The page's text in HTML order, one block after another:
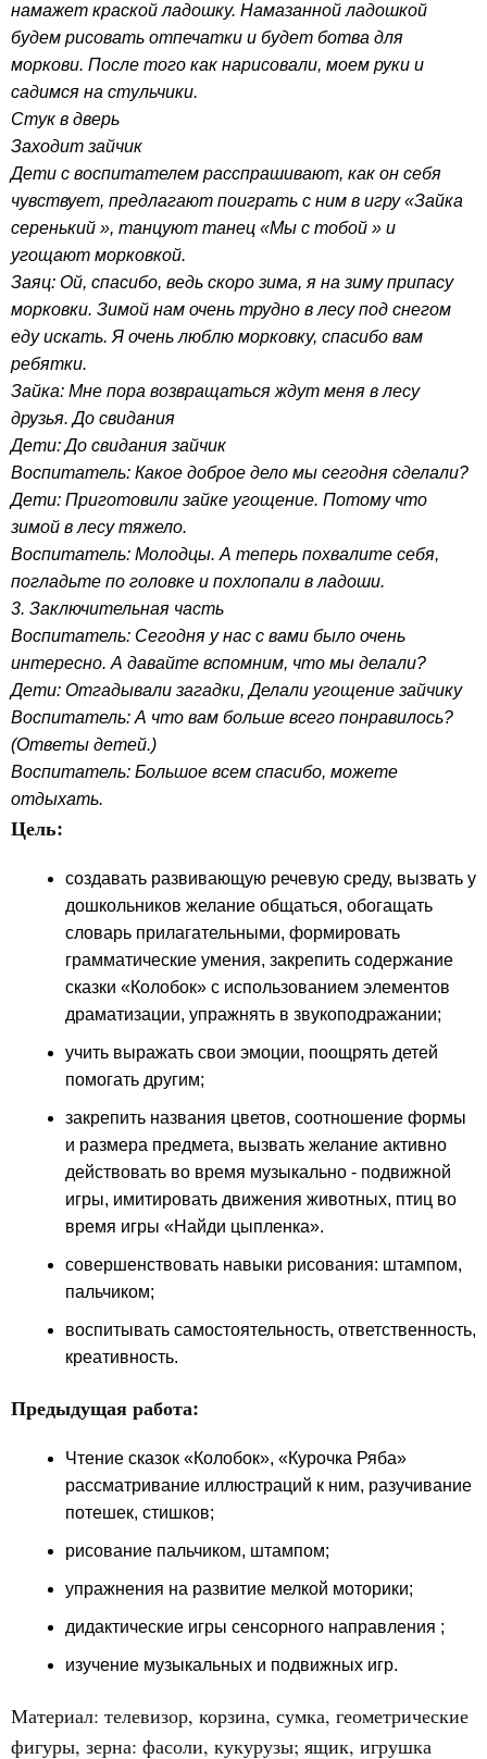
намажет краской ладошку. Намазанной ладошкой
будем рисовать отпечатки и будет ботва для
моркови. После того как нарисовали, моем руки и
садимся на стульчики.
Стук в дверь
Заходит зайчик
Дети с воспитателем расспрашивают, как он себя
чувствует, предлагают поиграть с ним в игру «Зайка
серенький », танцуют танец «Мы с тобой » и
угощают морковкой.
Заяц: Ой, спасибо, ведь скоро зима, я на зиму припасу
морковки. Зимой нам очень трудно в лесу под снегом
еду искать. Я очень люблю морковку, спасибо вам
ребятки.
Зайка: Мне пора возвращаться ждут меня в лесу
друзья. До свидания
Дети: До свидания зайчик
Воспитатель: Какое доброе дело мы сегодня сделали?
Дети: Приготовили зайке угощение. Потому что
зимой в лесу тяжело.
Воспитатель: Молодцы. А теперь похвалите себя,
погладьте по головке и похлопали в ладоши.
3. Заключительная часть
Воспитатель: Сегодня у нас с вами было очень
интересно. А давайте вспомним, что мы делали?
Дети: Отгадывали загадки, Делали угощение зайчику
Воспитатель: А что вам больше всего понравилось?
(Ответы детей.)
Воспитатель: Большое всем спасибо, можете
отдыхать.
Цель:
создавать развивающую речевую среду, вызвать у
дошкольников желание общаться, обогащать
словарь прилагательными, формировать
грамматические умения, закрепить содержание
сказки «Колобок» с использованием элементов
драматизации, упражнять в звукоподражании;
учить выражать свои эмоции, поощрять детей
помогать другим;
закрепить названия цветов, соотношение формы
и размера предмета, вызвать желание активно
действовать во время музыкально - подвижной
игры, имитировать движения животных, птиц во
время игры «Найди цыпленка».
совершенствовать навыки рисования: штампом,
пальчиком;
воспитывать самостоятельность, ответственность,
креативность.
Предыдущая работа:
Чтение сказок «Колобок», «Курочка Ряба»
рассматривание иллюстраций к ним, разучивание
потешек, стишков;
рисование пальчиком, штампом;
упражнения на развитие мелкой моторики;
дидактические игры сенсорного направления ;
изучение музыкальных и подвижных игр.
Материал: телевизор, корзина, сумка, геометрические
фигуры, зерна: фасоли, кукурузы; ящик, игрушка